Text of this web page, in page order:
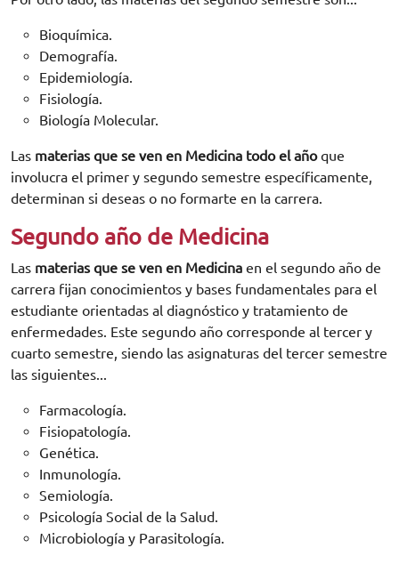
Bioquímica.
Demografía.
Epidemiología.
Fisiología.
Biología Molecular.
Las materias que se ven en Medicina todo el añoque
involucra el primer y segundo semestre específicamente,
determinan si deseas o no formarte en la carrera.
Segundo año de Medicina
Las materias que se ven en Medicina en el segundo año de
carrera fijan conocimientos y bases fundamentales para el
estudiante orientadas al diagnóstico y tratamiento de
enfermedades. Este segundo año corresponde al tercer y
cuarto semestre, siendo las asignaturas del tercer semestre
las siguientes...
Farmacología.
Fisiopatología.
Genética.
Inmunología.
Semiología.
Psicología Social de la Salud.
Microbiología y Parasitología.